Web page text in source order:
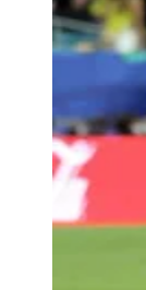
Cidades da Região
Santana de
do Bom Jesus
Francisco
Para Sua Empresa
Anuncie
Guia de
Vagas na
Guia